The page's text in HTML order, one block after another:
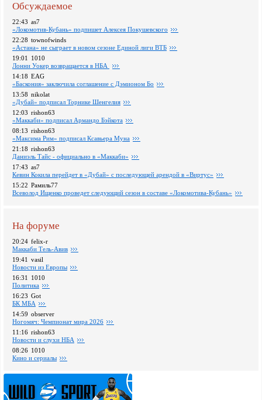
Обсуждаемое
22:43 as7
«Локомотив-Кубань» подпишет Алексея Покушевского
22:28 townofwinds
«Астана» не сыграет в новом сезоне Единой лиги ВТБ
19:01
1010
Лонни Уокер возвращается в НБА
14:18 EAG
«Баскония» заключила соглашение с Дэмионом Бо
13:58 nikolat
«Дубай» подписал Торнике Шенгелия
12:03 rishon63
«Маккаби» подписал Армандо Бэйкота
08:13 rishon63
«Максима Рим» подписал Ксавьера Муна
21:18 rishon63
Даниэль Тайс - официально в «Маккаби»
17:43 as7
Кевин Кокила перейдет в «Дубай» с последующей арендой в «Виртус»
15:22 Рамиль77
Всеволод Ищенко проведет следующий сезон в составе «Локомотива-Кубань»
На форуме
20:24 felix-r
Маккаби Тель-Авив
19:41 vasil
Новости из Европы
16:31
1010
Политика
16:23 Got
БК МБА
14:59 observer
Ногомяч: Чемпионат мира 2026
11:16 rishon63
Новости и слухи НБА
08:26 1010
Кино и сериалы